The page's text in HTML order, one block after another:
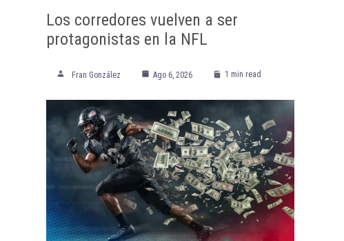
Los corredores vuelven a ser
protagonistas en la NFL
Fran González Ago 6, 2026 1 min read